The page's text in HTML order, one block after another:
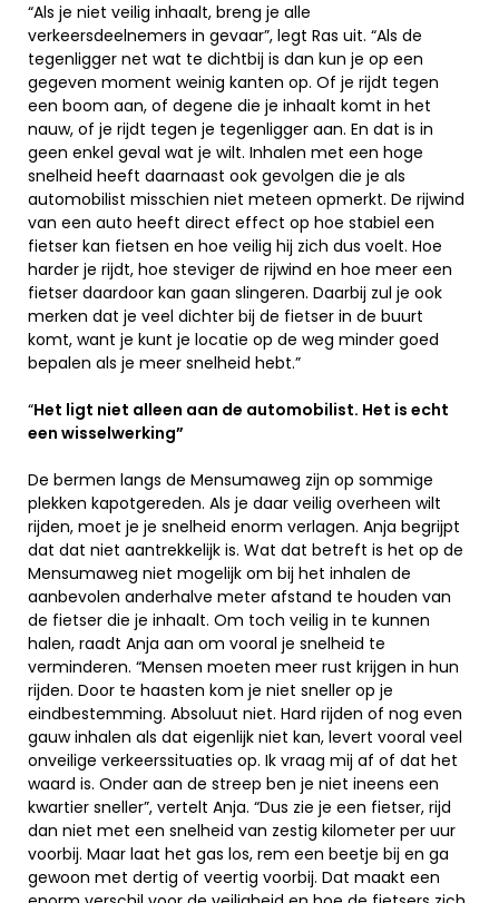
“Als je niet veilig inhaalt, breng je alle
verkeersdeelnemers in gevaar”, legt Ras uit. “Als de
tegenligger net wat te dichtbij is dan kun je op een
gegeven moment weinig kanten op. Of je rijdt tegen
een boom aan, of degene die je inhaalt komt in het
nauw, of je rijdt tegen je tegenligger aan. En dat is in
geen enkel geval wat je wilt. Inhalen met een hoge
snelheid heeft daarnaast ook gevolgen die je als
automobilist misschien niet meteen opmerkt. De rijwind
van een auto heeft direct effect op hoe stabiel een
fietser kan fietsen en hoe veilig hij zich dus voelt. Hoe
harder je rijdt, hoe steviger de rijwind en hoe meer een
fietser daardoor kan gaan slingeren. Daarbij zul je ook
merken dat je veel dichter bij de fietser in de buurt
komt, want je kunt je locatie op de weg minder goed
bepalen als je meer snelheid hebt.”
“Het ligt niet alleen aan de automobilist. Het is echt
een wisselwerking”
De bermen langs de Mensumaweg zijn op sommige
plekken kapotgereden. Als je daar veilig overheen wilt
rijden, moet je je snelheid enorm verlagen. Anja begrijpt
dat dat niet aantrekkelijk is. Wat dat betreft is het op de
Mensumaweg niet mogelijk om bij het inhalen de
aanbevolen anderhalve meter afstand te houden van
de fietser die je inhaalt. Om toch veilig in te kunnen
halen, raadt Anja aan om vooral je snelheid te
verminderen. “Mensen moeten meer rust krijgen in hun
rijden. Door te haasten kom je niet sneller op je
eindbestemming. Absoluut niet. Hard rijden of nog even
gauw inhalen als dat eigenlijk niet kan, levert vooral veel
onveilige verkeerssituaties op. Ik vraag mij af of dat het
waard is. Onder aan de streep ben je niet ineens een
kwartier sneller”, vertelt Anja. “Dus zie je een fietser, rijd
dan niet met een snelheid van zestig kilometer per uur
voorbij. Maar laat het gas los, rem een beetje bij en ga
gewoon met dertig of veertig voorbij. Dat maakt een